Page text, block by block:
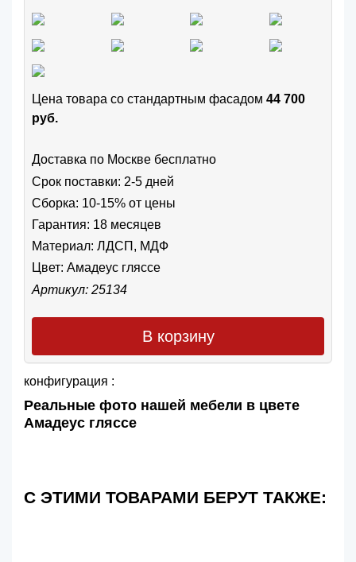
Цена товара cо стандартным фасадом 44 700
руб.
Доставка по Москве бесплатно
Срок поставки: 2-5 дней
Сборка: 10-15% от цены
Гарантия: 18 месяцев
Материал: ЛДСП, МДФ
Цвет: Амадеус гляссе
Артикул: 25134
В корзину
конфигурация :
Реальные фото нашей мебели в цвете
Амадеус гляссе
С ЭТИМИ ТОВАРАМИ БЕРУТ ТАКЖЕ: